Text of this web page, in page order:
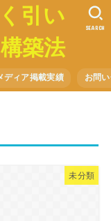
引い
築法
ディア掲載実績 お問
SEARCH
未分類